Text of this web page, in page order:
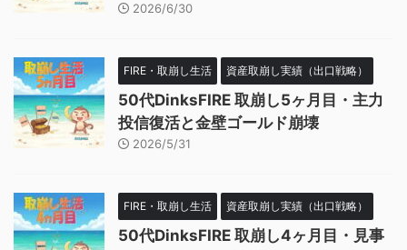
2026/6/30
FIRE・取崩し生活 資産取崩し実績（出口戦略）
50代DinksFIRE 取崩し5ヶ月目・主力
投信復活と金壁ゴールド崩壊
2026/5/31
FIRE・取崩し生活 資産取崩し実績（出口戦略）
50代DinksFIRE 取崩し4ヶ月目・見事